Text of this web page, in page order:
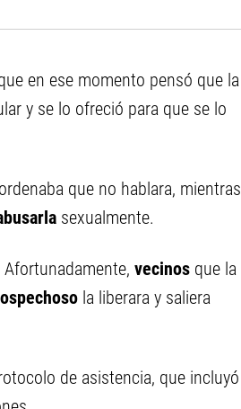
en ese momento pensó que la
y se lo ofreció para que se lo
que no hablara, mientras
sexualmente.
vecinos que la
la liberara y saliera
de asistencia, que incluyó